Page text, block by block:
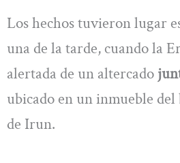
Los hechos tuvieron lugar
una de la tarde, cuando la
alertada de un altercado
ubicado en un inmueble
de Irun.